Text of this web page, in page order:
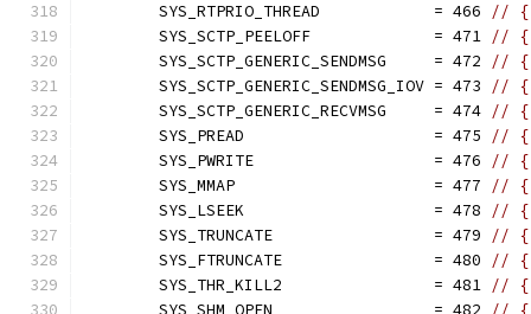
	SYS_RTPRIO_THREAD            = 466
// {
	SYS_SCTP_PEELOFF             = 471
// {
	SYS_SCTP_GENERIC_SENDMSG     = 472
// {
	SYS_SCTP_GENERIC_SENDMSG_IOV = 473
// {
	SYS_SCTP_GENERIC_RECVMSG     = 474
// {
	SYS_PREAD                    = 475
// {
	SYS_PWRITE                   = 476
// {
	SYS_MMAP                     = 477
// {
	SYS_LSEEK                    = 478
// {
	SYS_TRUNCATE                 = 479
// {
	SYS_FTRUNCATE                = 480
// {
	SYS_THR_KILL2                = 481
// {
	SYS_SHM_OPEN                 = 482
// {